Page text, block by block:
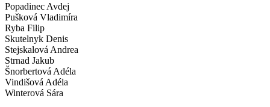
Popadinec Avdej
Pušková Vladimíra
Ryba Filip
Skutelnyk Denis
Stejskalová Andrea
Strnad Jakub
Šnorbertová Adéla
Vindišová Adéla
Winterová Sára